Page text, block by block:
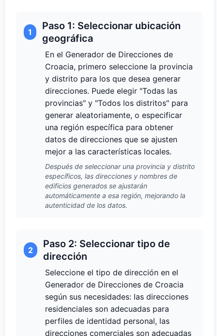
1
Paso 1: Seleccionar ubicación
geográfica
En el Generador de Direcciones de
Croacia, primero seleccione la provincia
y distrito para los que desea generar
direcciones. Puede elegir "Todas las
provincias" y "Todos los distritos" para
generar aleatoriamente, o especificar
una región específica para obtener
datos de direcciones que se ajusten
mejor a las características locales.
Después de seleccionar una provincia y distrito
específicos, las direcciones y nombres de
edificios generados se ajustarán
automáticamente a esa región, mejorando la
autenticidad de los datos.
2
Paso 2: Seleccionar tipo de
dirección
Seleccione el tipo de dirección en el
Generador de Direcciones de Croacia
según sus necesidades: las direcciones
residenciales son adecuadas para
perfiles de identidad personal, las
direcciones comerciales son adecuadas